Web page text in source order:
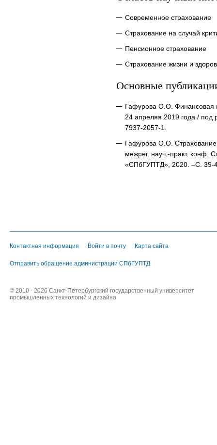
Современное страхование
Страхование на случай
Пенсионное страхование
Страхование жизни и
Основные
Гафурова О.О. Финансовая
24 апреляя 2019 года /
7937-2057-1.
Гафурова О.О. Страхование
межрег. науч.-практ. конф.
«СПбГУПТД», 2020. –С. 39-
Контактная информация Войти в почту Карта сайта
Отправить обращение администрации СПбГУПТД
© 2010 - 2026 Санкт-Петербургский государственный университет
промышленных технологий и дизайна